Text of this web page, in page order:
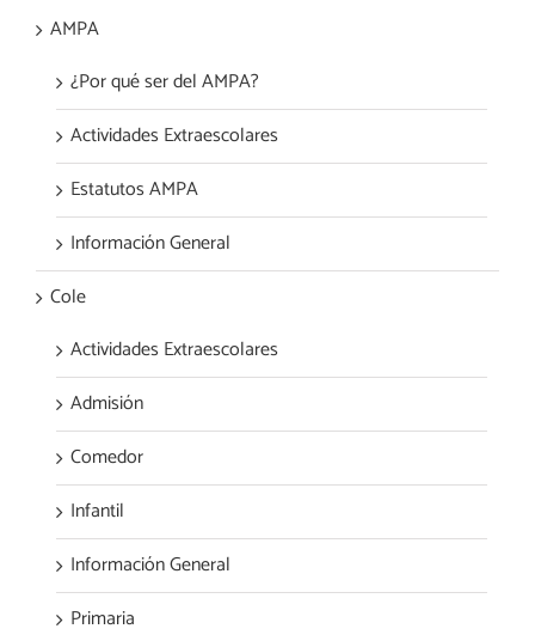
AMPA
¿Por qué ser del AMPA?
Actividades Extraescolares
Estatutos AMPA
Información General
Cole
Actividades Extraescolares
Admisión
Comedor
Infantil
Información General
Primaria